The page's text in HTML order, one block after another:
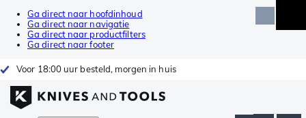
Ga direct naar hoofdinhoud
Ga direct naar navigatie
Ga direct naar productfilters
Ga direct naar footer
Voor 18:00 uur besteld, morgen in huis